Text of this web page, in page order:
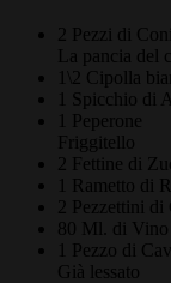
2 Pezzi di
La pancia del
1\2 Cipolla
1 Spicchio di
Peperone
Friggitello
2 Fettine di
1 Rametto di
2 Pezzettini di
80 Ml. di
1 Pezzo di
Già lessato